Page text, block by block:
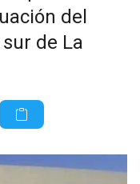
del
de La